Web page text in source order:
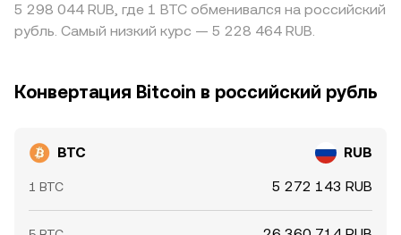
5 298 044 RUB, где 1 BTC обменивался на российский
рубль. Самый низкий курс — 5 228 464 RUB.
Конвертация Bitcoin в российский рубль
BTC RUB
1 BTC 5 272 143 RUB